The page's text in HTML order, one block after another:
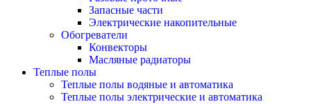
Запасные части
Электрические накопительные
Обогреватели
Конвекторы
Масляные радиаторы
Теплые полы
Теплые полы водяные и автоматика
Теплые полы электрические и автоматика